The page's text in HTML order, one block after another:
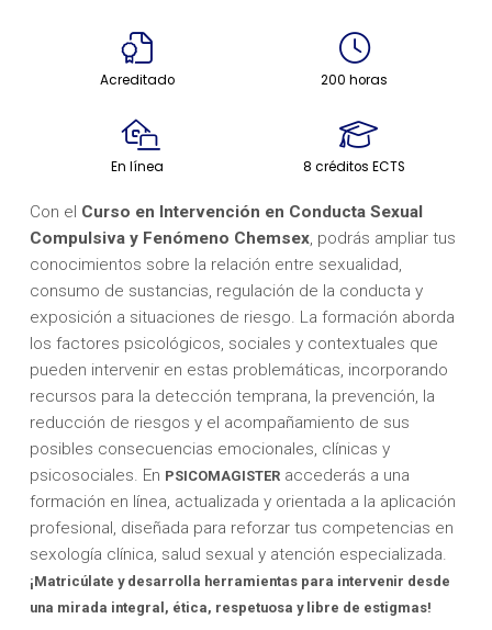
Acreditado 200 horas
En línea 8 créditos ECTS
Con el Curso en Intervención en Conducta Sexual
Compulsiva y Fenómeno Chemsex, podrás ampliar tus
conocimientos sobre la relación entre sexualidad,
consumo de sustancias, regulación de la conducta y
exposición a situaciones de riesgo. La formación aborda
los factores psicológicos, sociales y contextuales que
pueden intervenir en estas problemáticas, incorporando
recursos para la detección temprana, la prevención, la
reducción de riesgos y el acompañamiento de sus
posibles consecuencias emocionales, clínicas y
psicosociales. En PSICOMAGISTERaccederás a una
formación en línea, actualizada y orientada a la aplicación
profesional, diseñada para reforzar tus competencias en
sexología clínica, salud sexual y atención especializada.
¡Matricúlate y desarrolla herramientas para intervenir desde
una mirada integral, ética, respetuosa y libre de estigmas!